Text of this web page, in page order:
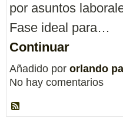
por asuntos
Fase ideal para…
Continuar
Añadido por orlando
No hay comentarios